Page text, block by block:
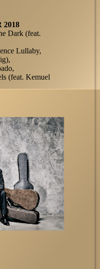
2018
Dark (feat.
Lullaby,
(feat. Kemuel